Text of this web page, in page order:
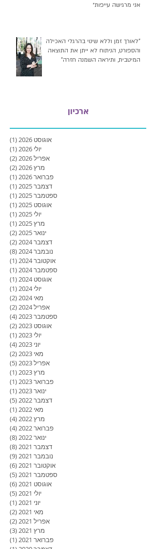
אני מרגישה עייפות״
"לאורך זמן וללא שינוי בהרגלי האכילה
והספורט, הניתוח לא ייתן את התוצאה
המיטבית, ותיראה השמנה חזרה"
ארכיון
אוגוסט 2026 (1)
יולי 2026
(1)
אפריל 2026
(2)
מרץ 2026
(2)
פברואר 2026
(1)
דצמבר 2025
(1)
ספטמבר 2025
(1)
אוגוסט 2025
(1)
יולי 2025
(1)
מרץ 2025
(1)
ינואר 2025
(2)
דצמבר 2024
(2)
נובמבר 2024
(8)
אוקטובר 2024
(1)
ספטמבר 2024
(1)
אוגוסט 2024
(1)
יולי 2024
(1)
מאי 2024
(2)
אפריל 2024
(2)
ספטמבר 2023
(4)
אוגוסט 2023
(2)
יולי 2023
(1)
יוני 2023
(4)
מאי 2023
(2)
אפריל 2023
(5)
מרץ 2023
(1)
פברואר 2023
(1)
ינואר 2023
(1)
דצמבר 2022
(5)
מאי 2022
(1)
מרץ 2022
(4)
פברואר 2022
(4)
ינואר 2022
(8)
דצמבר 2021
(8)
נובמבר 2021
(9)
אוקטובר 2021
(6)
ספטמבר 2021
(5)
אוגוסט 2021
(6)
יולי 2021
(5)
יוני 2021
(1)
מאי 2021
(2)
אפריל 2021
(2)
מרץ 2021
(3)
פברואר 2021
(1)